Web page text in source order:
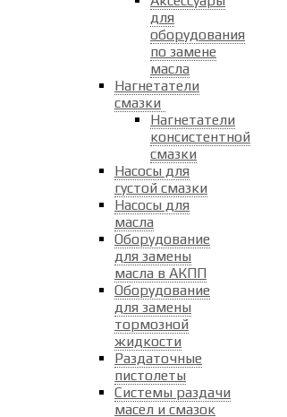
для
оборудования
по замене
масла
Нагнетатели
смазки
Нагнетатели
консистентной
смазки
Насосы для
густой смазки
Насосы для
масла
Оборудование
для замены
масла в АКПП
Оборудование
для замены
тормозной
жидкости
Раздаточные
пистолеты
Системы раздачи
масел и смазок